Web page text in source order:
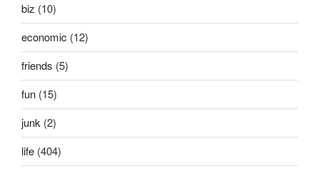
biz (10)
economic (12)
friends (5)
fun (15)
junk (2)
life (404)